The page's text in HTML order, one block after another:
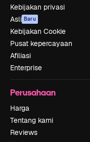
Kebijakan privasi
Asli Baru
Kebijakan Cookie
Pusat kepercayaan
Afiliasi
Enterprise
Perusahaan
Harga
Tentang kami
Reviews